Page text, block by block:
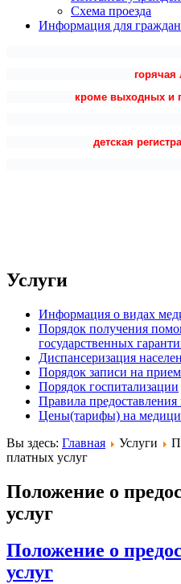
Схема проезда
Информация для
горячая
кроме выходных и
детская
Услуги
Информация о видах
Порядок получения
государственных
Диспансеризация
Порядок записи на прием
Порядок госпитализации
Правила
Цены(тарифы) на
Вы здесь: Главная Услуги
платных услуг
Положение о
услуг
Положение о
услуг